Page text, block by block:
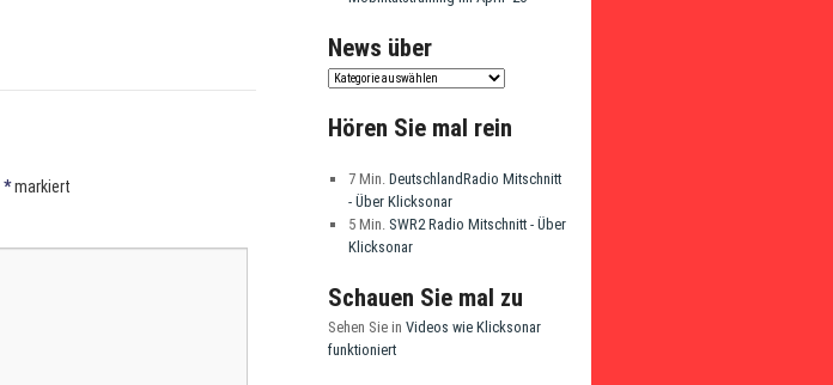
*markiert
News über
Hören Sie mal rein
7 Min. DeutschlandRadio Mitschnitt
- Über Klicksonar
5 Min. SWR2 Radio Mitschnitt - Über
Klicksonar
Schauen Sie mal zu
Sehen Sie in Videos wie Klicksonar
funktioniert